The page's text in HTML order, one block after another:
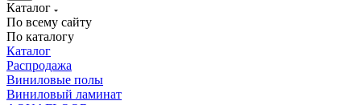
Каталог
По всему сайту
По каталогу
Каталог
Распродажа
Виниловые полы
Виниловый ламинат